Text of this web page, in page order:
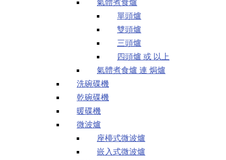
氣體煮食爐
單頭爐
雙頭爐
三頭爐
四頭爐 或 以上
氣體煮食爐 連 焗爐
洗碗碟機
乾碗碟機
暖碟機
微波爐
座檯式微波爐
嵌入式微波爐